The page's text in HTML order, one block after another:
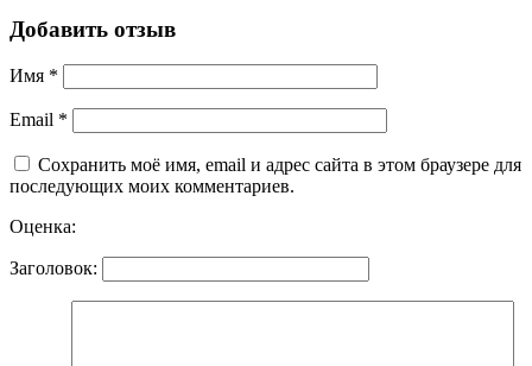
Добавить отзыв
Имя *
Email *
Сохранить моё имя, email и адрес сайта в этом браузере для
последующих моих комментариев.
Оценка:
Заголовок: